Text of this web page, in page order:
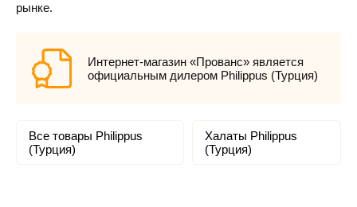
рынке.
Интернет-магазин «Прованс» является
официальным дилером Philippus (Турция)
Все товары Philippus
(Турция)
Халаты Philippus
(Турция)